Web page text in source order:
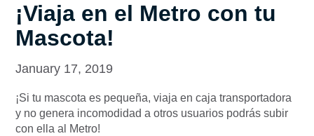
¡Viaja en el Metro con tu
Mascota!
January 17, 2019
¡Si tu mascota es pequeña, viaja en caja transportadora
y no genera incomodidad a otros usuarios podrás subir
con ella al Metro!